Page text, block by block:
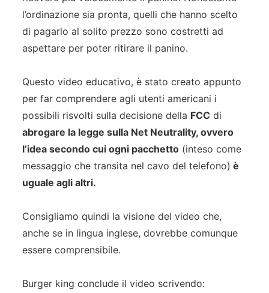
l’ordinazione sia pronta, quelli che hanno scelto
di pagarlo al solito prezzo sono costretti ad
aspettare per poter ritirare il panino.
Questo video educativo, è stato creato appunto
per far comprendere agli utenti americani i
possibili risvolti sulla decisione della FCC di
abrogare la legge sulla Net Neutrality, ovvero
l’idea secondo cui ogni pacchetto(inteso come
messaggio che transita nel cavo del telefono) è
uguale agli altri.
Consigliamo quindi la visione del video che,
anche se in lingua inglese, dovrebbe comunque
essere comprensibile.
Burger king conclude il video scrivendo: